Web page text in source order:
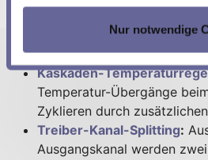
Nur notwendige
Temperatur durch
Temperatur in der Probe.
Kaskaden-
Temperatur-Übergänge
Zyklieren durch
Treiber-Kanal-Splitting:
Ausgangskanal werden